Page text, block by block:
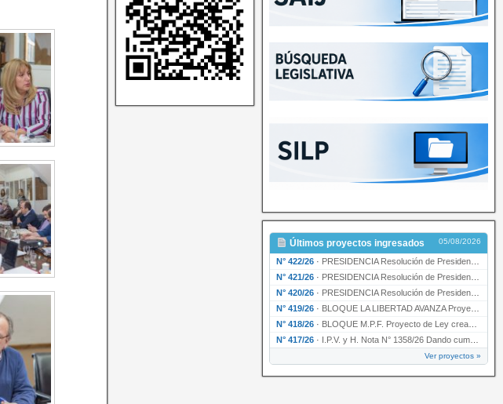
Últimos proyectos ingresados 05/08/2026
N° 422/26 · PRESIDENCIA Resolución de Presidencia N° 200/26 para su ratificación.
N° 421/26 · PRESIDENCIA Resolución de Presidencia N° 199/26 para su ratificación.
N° 420/26 · PRESIDENCIA Resolución de Presidencia N° 198/26 para su ratificación.
N° 419/26 · BLOQUE LA LIBERTAD AVANZA Proyecto de Ley declarando la esencialidad del servicio educativ…
N° 418/26 · BLOQUE M.P.F. Proyecto de Ley creando el Ente Único Regulador de servicios públicos de la …
N° 417/26 · I.P.V. y H. Nota N° 1358/26 Dando cumplimiento al artículo 29 de la Ley provincial N° 1399…
Ver proyectos »